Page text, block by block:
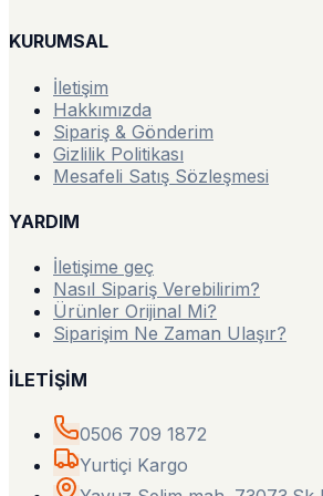
KURUMSAL
İletişim
Hakkımızda
Sipariş & Gönderim
Gizlilik Politikası
Mesafeli Satış Sözleşmesi
YARDIM
İletişime geç
Nasıl Sipariş Verebilirim?
Ürünler Orijinal Mi?
Siparişim Ne Zaman Ulaşır?
İLETİŞİM
0506 709 1872
Yurtiçi Kargo